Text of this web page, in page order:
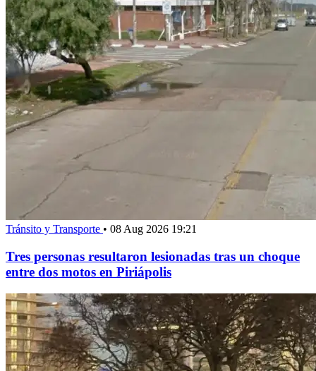
Tránsito y Transporte • 08 Aug 2026 19:21
Tres personas resultaron lesionadas tras un choque
entre dos motos en Piriápolis